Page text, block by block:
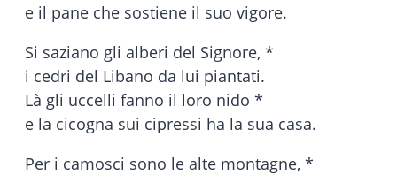
e il pane che sostiene il suo vigore.
Si saziano gli alberi del Signore, *
i cedri del Libano da lui piantati.
Là gli uccelli fanno il loro nido *
e la cicogna sui cipressi ha la sua casa.
Per i camosci sono le alte montagne, *